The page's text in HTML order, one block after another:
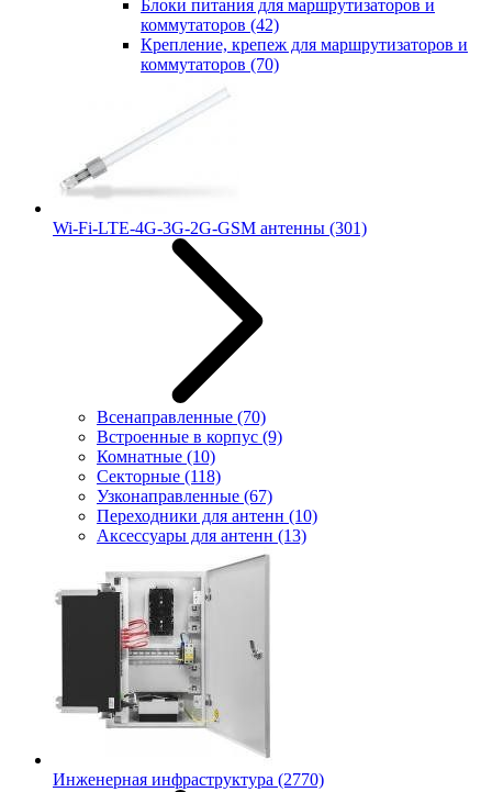
Блоки питания для маршрутизаторов и
коммутаторов (42)
Крепление, крепеж для маршрутизаторов и
коммутаторов (70)
Wi-Fi-LTE-4G-3G-2G-GSM антенны (301)
Всенаправленные (70)
Встроенные в корпус (9)
Комнатные (10)
Секторные (118)
Узконаправленные (67)
Переходники для антенн (10)
Аксессуары для антенн (13)
Инженерная инфраструктура (2770)